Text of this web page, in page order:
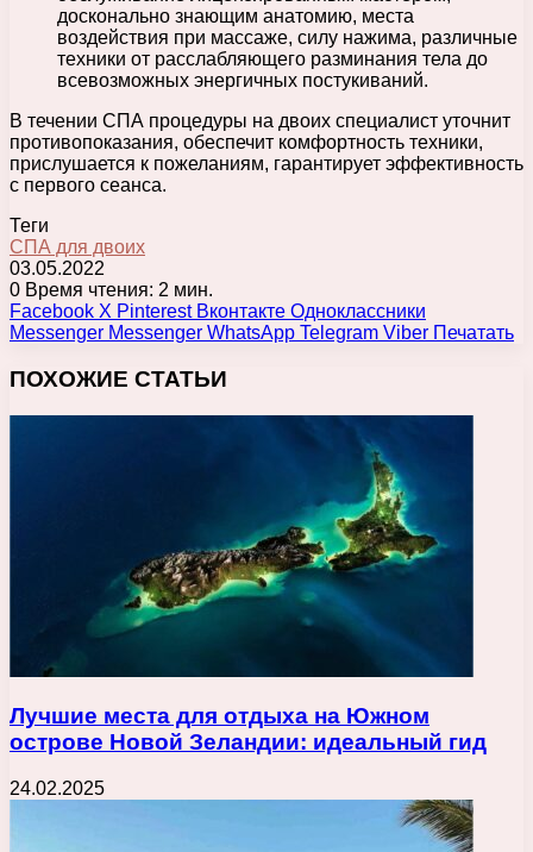
досконально знающим анатомию, места
воздействия при массаже, силу нажима, различные
техники от расслабляющего разминания тела до
всевозможных энергичных постукиваний.
В течении СПА процедуры на двоих специалист уточнит
противопоказания, обеспечит комфортность техники,
прислушается к пожеланиям, гарантирует эффективность
с первого сеанса.
Теги
СПА для двоих
03.05.2022
0 Время чтения: 2 мин.
Facebook X Pinterest Вконтакте Одноклассники
Messenger Messenger WhatsApp Telegram Viber Печатать
ПОХОЖИЕ СТАТЬИ
Лучшие места для отдыха на Южном
острове Новой Зеландии: идеальный гид
24.02.2025